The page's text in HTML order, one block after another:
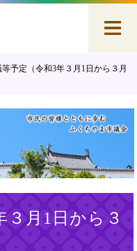
等予定（令和3年３月1日から３月
３月1日から３